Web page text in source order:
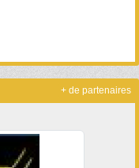
+ de partenaires